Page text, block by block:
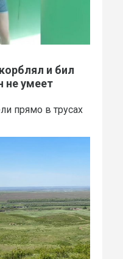
и бил
не умеет
прямо в трусах